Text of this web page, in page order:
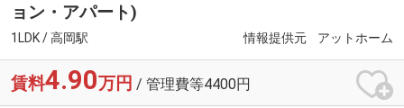
ョン・アパート)
1LDK / 高岡駅 情報提供元 アットホーム
賃料4.90万円 / 管理費等4400円